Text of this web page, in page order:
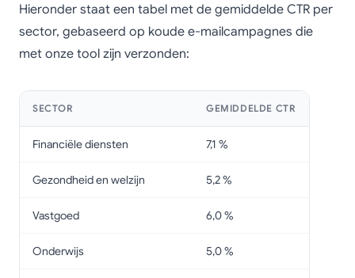
Hieronder staat een tabel met de gemiddelde CTR per
sector, gebaseerd op koude e-mailcampagnes die
met onze tool zijn verzonden:
SECTOR GEMIDDELDE CTR
Financiële diensten 7,1 %
Gezondheid en welzijn 5,2 %
Vastgoed 6,0 %
Onderwijs 5,0 %